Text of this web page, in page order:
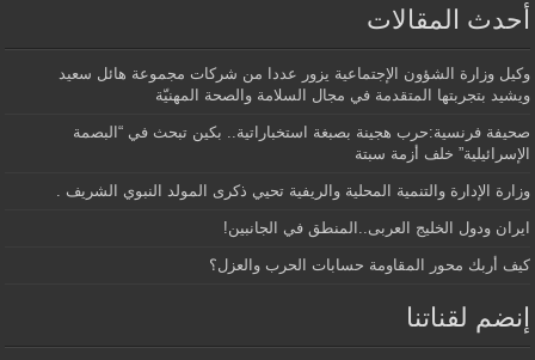
أحدث المقالات
وكيل وزارة الشؤون الإجتماعية يزور عددا من شركات مجموعة هائل سعيد
ويشيد بتجربتها المتقدمة في مجال السلامة والصحة المهنيّة
صحيفة فرنسية:حرب هجينة بصبغة استخباراتية.. بكين تبحث في “البصمة
الإسرائيلية” خلف أزمة سبتة
وزارة الإدارة والتنمية المحلية والريفية تحيي ذكرى المولد النبوي الشريف .
ايران ودول الخليج العربى..المنطق في الجانبين!
كيف أربك محور المقاومة حسابات الحرب والعزل؟
إنضم لقناتنا